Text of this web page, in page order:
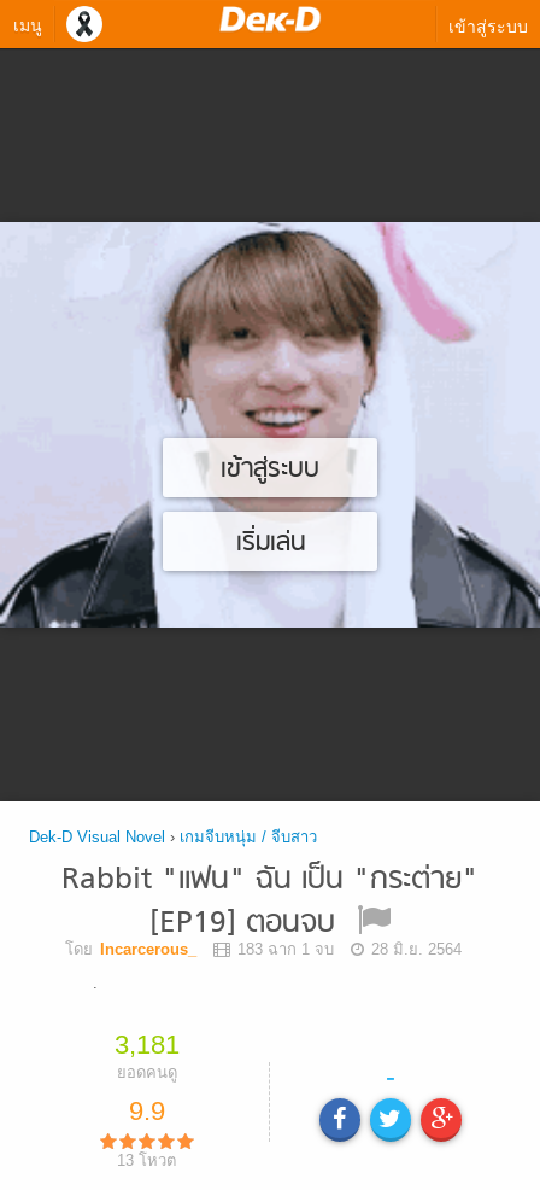
เมนู เข้าสู่ระบบ
เข้าสู่ระบบ
เริ่มเล่น
Dek-D Visual Novel › เกมจีบหนุ่ม / จีบสาว
Rabbit "เเฟน" ฉัน เป็น "กระต่าย"
[EP19] ตอนจบ
โดย Incarcerous_ 183 ฉาก 1 จบ
28 มิ.ย. 2564
.
3,181
ยอดคนดู
9.9
13 โหวต
-